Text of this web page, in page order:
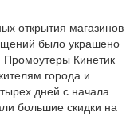
открытия магазинов
было украшено
Кинетик
города и
дней с начала
большие скидки на